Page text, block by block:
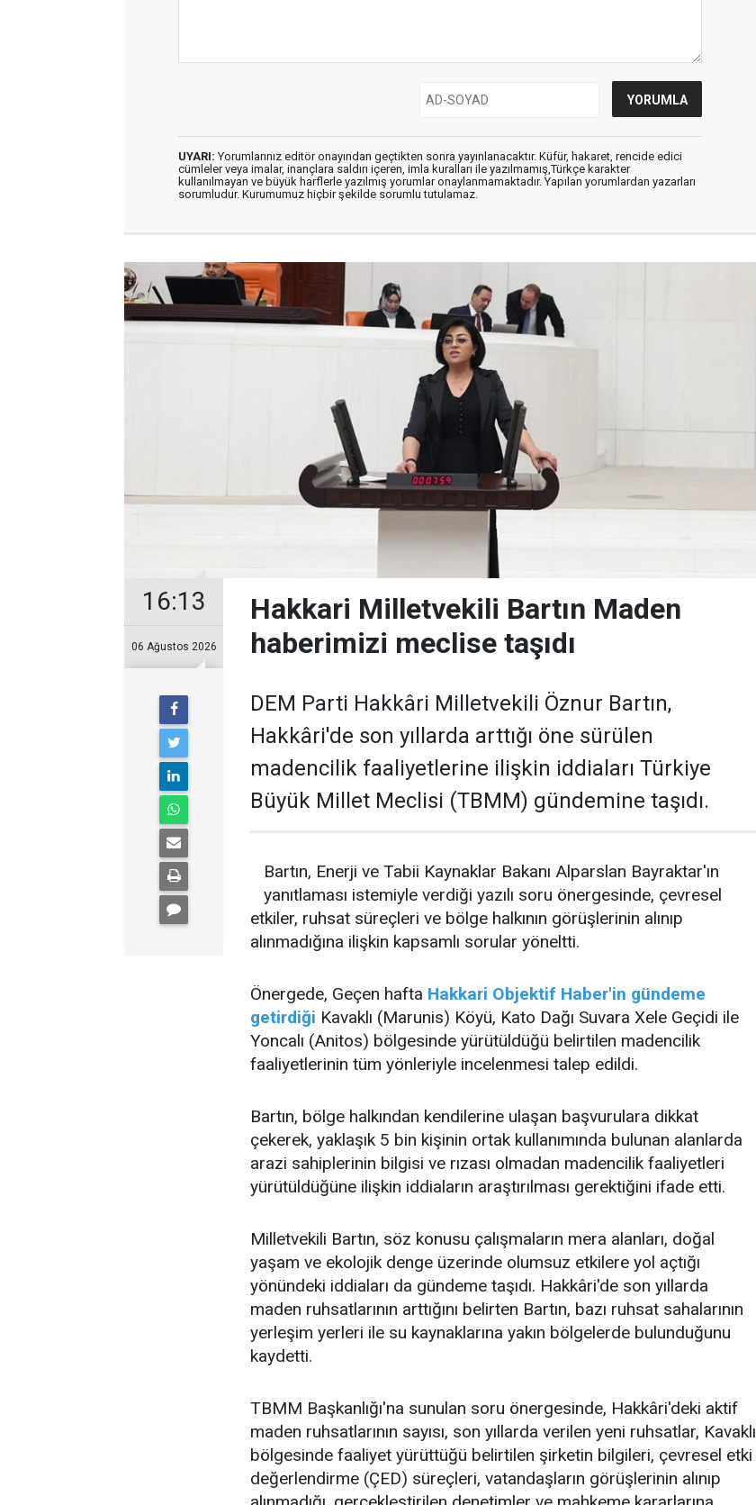
UYARI: Yorumlarınız editör onayından geçtikten sonra yayınlanacaktır. Küfür, hakaret, rencide edici
cümleler veya imalar, inançlara saldırı içeren, imla kuralları ile yazılmamış,Türkçe karakter
kullanılmayan ve büyük harflerle yazılmış yorumlar onaylanmamaktadır. Yapılan yorumlardan yazarları
sorumludur. Kurumumuz hiçbir şekilde sorumlu tutulamaz.
16:13
06 Ağustos 2026
Hakkari Milletvekili Bartın Maden
haberimizi meclise taşıdı
DEM Parti Hakkâri Milletvekili Öznur Bartın,
Hakkâri'de son yıllarda arttığı öne sürülen
madencilik faaliyetlerine ilişkin iddiaları Türkiye
Büyük Millet Meclisi (TBMM) gündemine taşıdı.
Bartın, Enerji ve Tabii Kaynaklar Bakanı Alparslan Bayraktar'ın
yanıtlaması istemiyle verdiği yazılı soru önergesinde, çevresel
etkiler, ruhsat süreçleri ve bölge halkının görüşlerinin alınıp
alınmadığına ilişkin kapsamlı sorular yöneltti.
Önergede, Geçen hafta Hakkari Objektif Haber'in gündeme
getirdiği Kavaklı (Marunis) Köyü, Kato Dağı Suvara Xele Geçidi ile
Yoncalı (Anitos) bölgesinde yürütüldüğü belirtilen madencilik
faaliyetlerinin tüm yönleriyle incelenmesi talep edildi.
Bartın, bölge halkından kendilerine ulaşan başvurulara dikkat
çekerek, yaklaşık 5 bin kişinin ortak kullanımında bulunan alanlarda
arazi sahiplerinin bilgisi ve rızası olmadan madencilik faaliyetleri
yürütüldüğüne ilişkin iddiaların araştırılması gerektiğini ifade etti.
Milletvekili Bartın, söz konusu çalışmaların mera alanları, doğal
yaşam ve ekolojik denge üzerinde olumsuz etkilere yol açtığı
yönündeki iddiaları da gündeme taşıdı. Hakkâri'de son yıllarda
maden ruhsatlarının arttığını belirten Bartın, bazı ruhsat sahalarının
yerleşim yerleri ile su kaynaklarına yakın bölgelerde bulunduğunu
kaydetti.
TBMM Başkanlığı'na sunulan soru önergesinde, Hakkâri'deki aktif
maden ruhsatlarının sayısı, son yıllarda verilen yeni ruhsatlar, Kavaklı
bölgesinde faaliyet yürüttüğü belirtilen şirketin bilgileri, çevresel etki
değerlendirme (ÇED) süreçleri, vatandaşların görüşlerinin alınıp